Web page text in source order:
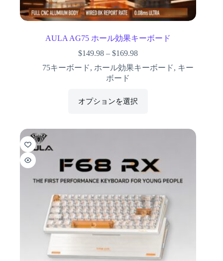
AULA AG75 ホール効果キーボード
$149.98 –$169.98
75キーボード, ホール効果キーボード, キー
ボード
オプションを選択